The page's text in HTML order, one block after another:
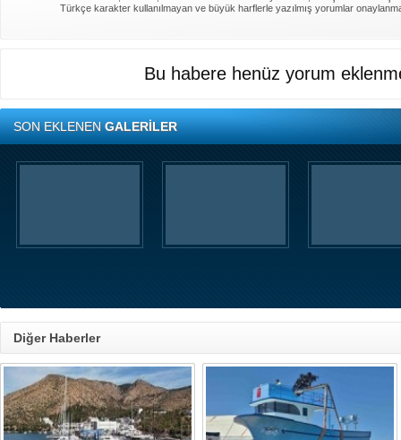
Türkçe karakter kullanılmayan ve büyük harflerle yazılmış yorumlar
Bu habere henüz yorum
SON EKLENENGALERİLER
Diğer Haberler